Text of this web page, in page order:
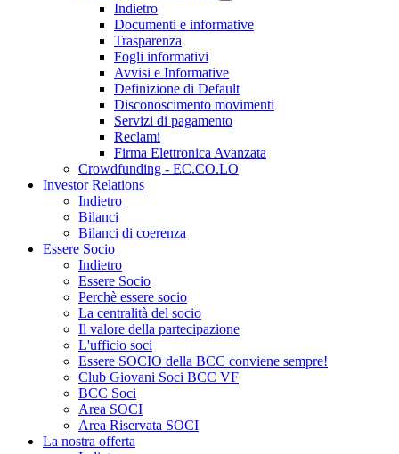
Indietro
Documenti e informative
Trasparenza
Fogli informativi
Avvisi e Informative
Definizione di Default
Disconoscimento movimenti
Servizi di pagamento
Reclami
Firma Elettronica Avanzata
Crowdfunding - EC.CO.LO
Investor Relations
Indietro
Bilanci
Bilanci di coerenza
Essere Socio
Indietro
Essere Socio
Perchè essere socio
La centralità del socio
Il valore della partecipazione
L'ufficio soci
Essere SOCIO della BCC conviene sempre!
Club Giovani Soci BCC VF
BCC Soci
Area SOCI
Area Riservata SOCI
La nostra offerta